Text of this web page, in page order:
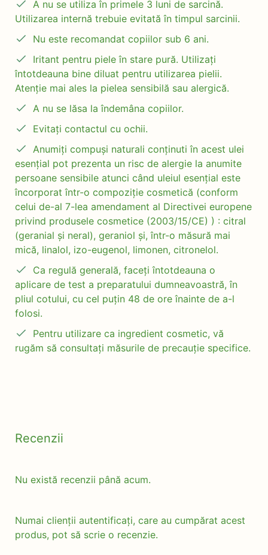
A nu se utiliza în primele 3 luni de sarcină.
Utilizarea internă trebuie evitată în timpul sarcinii.
Nu este recomandat copiilor sub 6 ani.
Iritant pentru piele în stare pură. Utilizați
întotdeauna bine diluat pentru utilizarea pielii.
Atenție mai ales la pielea sensibilă sau alergică.
A nu se lăsa la îndemâna copiilor.
Evitați contactul cu ochii.
Anumiți compuși naturali conținuti în acest ulei
esențial pot prezenta un risc de alergie la anumite
persoane sensibile atunci când uleiul esențial este
încorporat într-o compoziție cosmetică (conform
celui de-al 7-lea amendament al Directivei europene
privind produsele cosmetice (2003/15/CE) ) : citral
(geranial și neral), geraniol și, într-o măsură mai
mică, linalol, izo-eugenol, limonen, citronelol.
Ca regulă generală, faceți întotdeauna o
aplicare de test a preparatului dumneavoastră, în
pliul cotului, cu cel puțin 48 de ore înainte de a-l
folosi.
Pentru utilizare ca ingredient cosmetic, vă
rugăm să consultați măsurile de precauție specifice.
Recenzii
Nu există recenzii până acum.
Numai clienții autentificați, care au cumpărat acest
produs, pot să scrie o recenzie.